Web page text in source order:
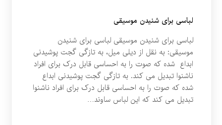
لباسی برای شنیدن موسیقی
لباسی برای شنیدن موسیقی لباسی برای شنیدن
موسیقی: به نقل از دیلی میل، به تازگی گجت پوشیدنی
ابداع شده که صوت را به احساسی قابل درک برای افراد
ناشنوا تبدیل می کند. به تازگی گجت پوشیدنی ابداع
شده که صوت را به احساسی قابل درک برای افراد ناشنوا
تبدیل می کند که این لباس ساوند…